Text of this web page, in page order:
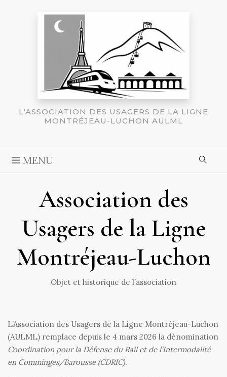
L'ASSOCIATION DES USAGERS DE LA LIGNE
MONTRÉJEAU-LUCHON AULML
MENU
Association des
Usagers de la Ligne
Montréjeau-Luchon
Objet et historique de l’association
L’Association des Usagers de la Ligne Montréjeau-Luchon
(AULML) remplace depuis le 4 mars 2026 la dénomination
Coordination pour la Défense du Rail et de l’Intermodalité
en Comminges/Barousse (CDRIC).